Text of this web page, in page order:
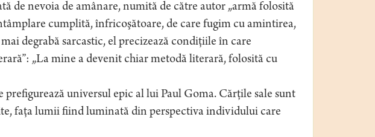
de nevoia de amânare, numită de către autor „armă folosită
cumplită, înfricoşătoare, de care fugim cu amintirea,
degrabă sarcastic, el precizează condiţiile în care
„La mine a devenit chiar metodă literară, folosită cu
universul epic al lui Paul Goma. Cărţile sale sunt
faţa lumii fiind luminată din perspectiva individului care